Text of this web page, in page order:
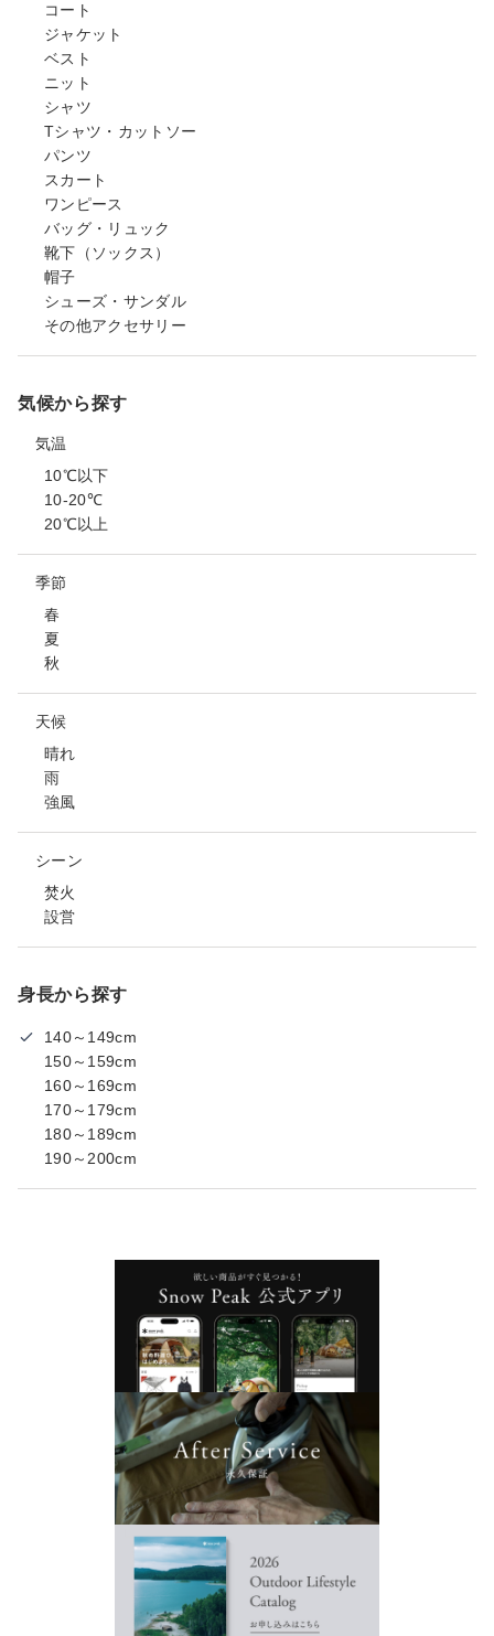
コート
ジャケット
ベスト
ニット
シャツ
Tシャツ・カットソー
パンツ
スカート
ワンピース
バッグ・リュック
靴下（ソックス）
帽子
シューズ・サンダル
その他アクセサリー
気候から探す
気温
10℃以下
10-20℃
20℃以上
季節
春
夏
秋
天候
晴れ
雨
強風
シーン
焚火
設営
身長から探す
140～149cm
150～159cm
160～169cm
170～179cm
180～189cm
190～200cm